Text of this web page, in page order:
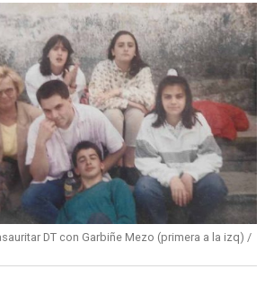
DT con Garbiñe Mezo (primera a la izq) /